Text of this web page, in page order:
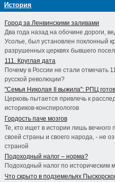
История
Город за Ленвинскими заливами
Два года назад на обочине дороги,
Усолье, был установлен поклонный
разрушенных церквях бывшего
111. Круглая дата
Почему в России не стали отмечать
русской революции?
"Семья Николая II выжила": РПЦ
Церковь пытается привлечь к
историков-конспирологов
Гордость паче мозгов
Те, кто ищет в истории лишь вечного
своей страны и своего народа, - не
страной
Подоходный налог – норма?
Подоходный налог по историческим
Что скрыто в подземельях